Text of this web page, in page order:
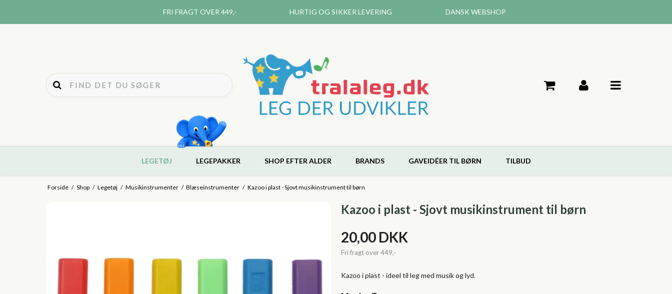
FRI FRAGT OVER 449,- HURTIG OG SIKKER LEVERING DANSK WEBSHOP
LEGETØJ LEGEPAKKER SHOP EFTER ALDER BRANDS GAVEIDÉER TIL BØRN TILBUD
Forside / Shop / Legetøj / Musikinstrumenter / Blæseinstrumenter / Kazoo i plast - Sjovt musikinstrument til børn
Kazoo i plast - Sjovt musikinstrument til børn
20,00 DKK
Kazoo i plast - ideel til leg med musik og lyd.